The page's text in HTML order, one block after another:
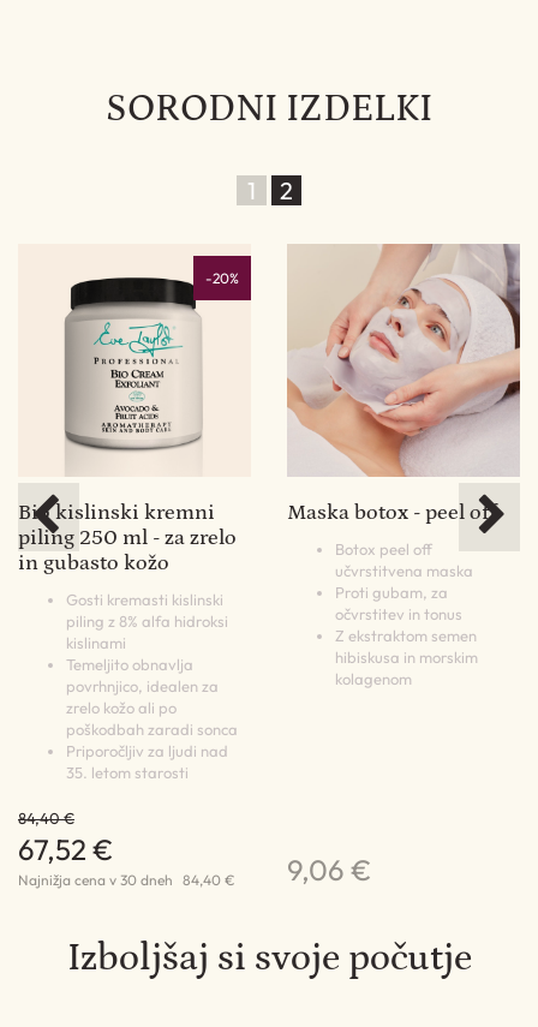
SORODNI IZDELKI
1 2
-20%
Bio kislinski kremni
piling 250 ml - za zrelo
in gubasto kožo
Gosti kremasti kislinski
piling z 8% alfa hidroksi
kislinami
Temeljito obnavlja
povrhnjico, idealen za
zrelo kožo ali po
poškodbah zaradi sonca
Priporočljiv za ljudi nad
35. letom starosti
84,40 €
67,52 €
Najnižja cena v 30 dneh 84,40 €
Maska botox - peel off
Botox peel off
učvrstitvena maska
Proti gubam, za
očvrstitev in tonus
Z ekstraktom semen
hibiskusa in morskim
kolagenom
9,06 €
Izboljšaj si svoje počutje